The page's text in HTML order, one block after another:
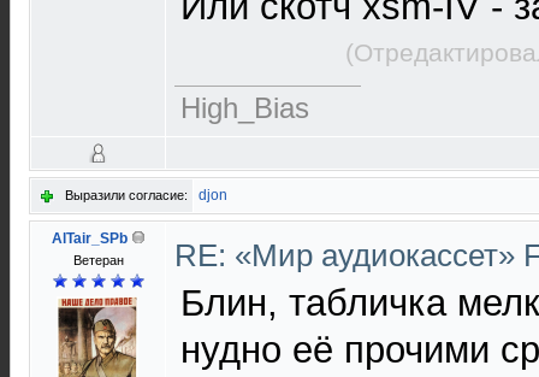
High_Bias
Выразили согласие: djon
AlTair_SPb
Ветеран RE: «Мир аудиокассет»
Блин, табличка
нудно её прочими